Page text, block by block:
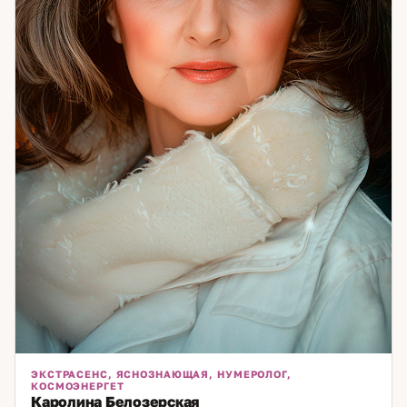
Если вы чувствуете, что ходите по кругу — скорее всего,
мы ещё не добирались до настоящей причины. Давайте
доберёмся.
ЭКСТРАСЕНС, ЯСНОЗНАЮЩАЯ, НУМЕРОЛОГ,
КОСМОЭНЕРГЕТ
Каролина Белозерская